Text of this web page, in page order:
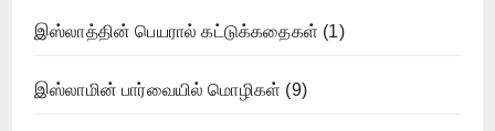
இஸ்லாத்தின் பெயரால் கட்டுக்கதைகள் (1)
இஸ்லாமின் பார்வையில் மொழிகள் (9)